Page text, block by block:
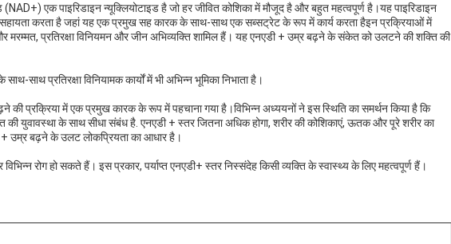
(NAD+) एक पाइरिडाइन न्यूक्लियोटाइड है जो हर जीवित कोशिका में मौजूद है और बहुत महत्वपूर्ण है।यह पाइरिडाइन
करता है जहां यह एक प्रमुख सह कारक के साथ-साथ एक सब्सट्रेट के रूप में कार्य करता हैइन प्रक्रियाओं में
मरम्मत, प्रतिरक्षा विनियमन और जीन अभिव्यक्ति शामिल हैं। यह एनएडी + उम्र बढ़ने के संकेत को उलटने की शक्ति की
साथ प्रतिरक्षा विनियामक कार्यों में भी अभिन्न भूमिका निभाता है।
प्रक्रिया में एक प्रमुख कारक के रूप में पहचाना गया है।विभिन्न अध्ययनों ने इस स्थिति का समर्थन किया है कि
की युवावस्था के साथ सीधा संबंध है. एनएडी + स्तर जितना अधिक होगा, शरीर की कोशिकाएं, ऊतक और पूरे शरीर का
+ उम्र बढ़ने के उलट लोकप्रियता का आधार है।
रोग हो सकते हैं। इस प्रकार, पर्याप्त एनएडी+ स्तर निस्संदेह किसी व्यक्ति के स्वास्थ्य के लिए महत्वपूर्ण हैं।